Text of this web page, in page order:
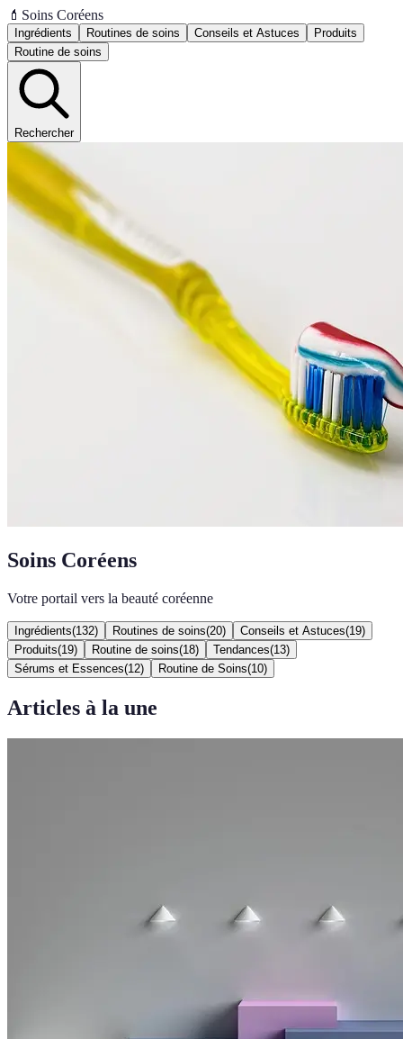
💄 Soins Coréens
Ingrédients Routines de soins Conseils et Astuces
Produits
Routine de soins
Rechercher
Soins Coréens
Votre portail vers la beauté coréenne
Ingrédients(132) Routines de soins(20) Conseils et Astuces(19)
Produits(19) Routine de soins(18) Tendances(13)
Sérums et Essences(12) Routine de Soins(10)
Articles à la une